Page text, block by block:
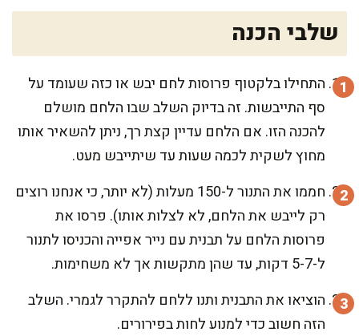
שלבי הכנה
התחילו בלקטוף פרוסות לחם יבש או כזה שעומד על
סף התייבשות. זה בדיוק השלב שבו הלחם מושלם
להכנה הזו. אם הלחם עדיין קצת רך, ניתן להשאיר אותו
מחוץ לשקית לכמה שעות עד שיתייבש מעט.
חממו את התנור ל-150 מעלות (לא יותר, כי אנחנו רוצים
רק לייבש את הלחם, לא לצלות אותו). פרסו את
פרוסות הלחם על תבנית עם נייר אפייה והכניסו לתנור
ל-5-7 דקות, עד שהן מתקשות אך לא משחימות.
הוציאו את התבנית ותנו ללחם להתקרר לגמרי. השלב
הזה חשוב כדי למנוע לחות בפירורים.